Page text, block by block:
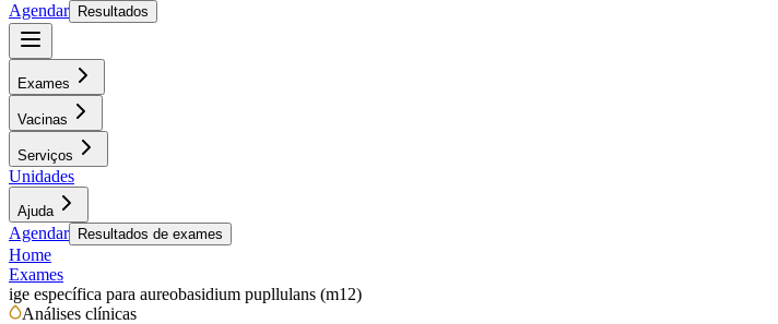
Agendar
Resultados
Exames
Vacinas
Serviços
Unidades
Ajuda
Agendar Resultados de exames
Home
Exames
ige específica para aureobasidium pupllulans (m12)
Análises clínicas